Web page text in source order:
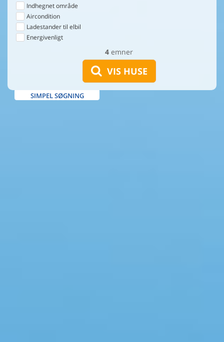
4 emner
VIS HUSE
Indhegnet område
Aircondition
Ladestander til elbil
Energivenligt
SIMPEL SØGNING